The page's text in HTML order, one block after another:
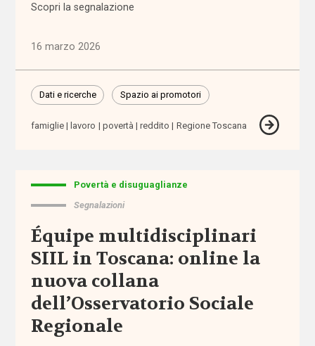
i tag
abbandono
scolastico
aborto
certificazione
accessibilità
servizi
accoglienza
Scopri la segnalazione
16 marzo 2026
Dati e ricerche Spazio ai promotori
famiglie lavoro povertà reddito Regione Toscana
Povertà e disuguaglianze
Segnalazioni
Équipe multidisciplinari
SIIL in Toscana: online la
nuova collana
dell’Osservatorio Sociale
Regionale